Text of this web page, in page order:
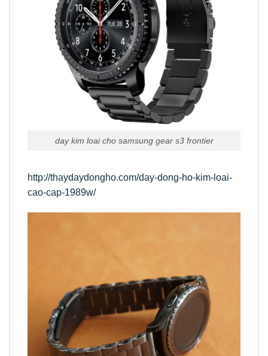
day kim loai cho samsung gear s3 frontier
http://thaydaydongho.com/day-dong-ho-kim-loai-
cao-cap-1989w/